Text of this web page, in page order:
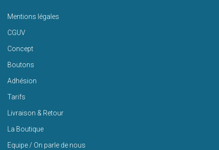
Mentions légales
CGUV
Concept
Boutons
Adhésion
Tarifs
Livraison & Retour
La Boutique
Equipe / On parle de nous